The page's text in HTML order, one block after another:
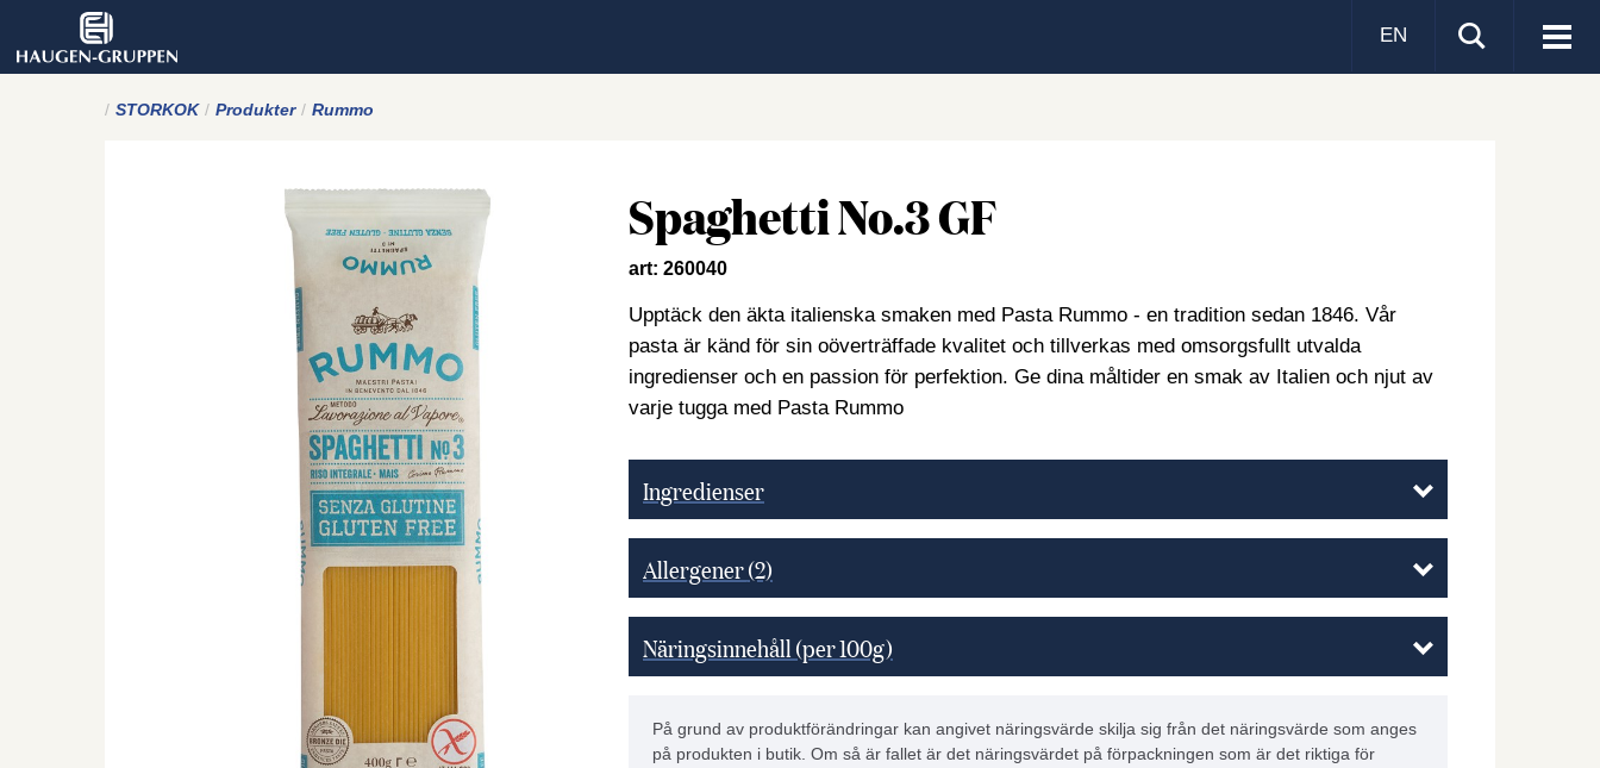
Visa
EN
STORKOK Produkter Rummo
Spaghetti No.3 GF
art: 260040
Upptäck den äkta italienska smaken med Pasta Rummo - en tradition sedan 1846. Vår
pasta är känd för sin oöverträffade kvalitet och tillverkas med omsorgsfullt utvalda
ingredienser och en passion för perfektion. Ge dina måltider en smak av Italien och njut av
varje tugga med Pasta Rummo
Ingredienser
Allergener(2)
Näringsinnehåll (per 100g)
På grund av produktförändringar kan angivet näringsvärde skilja sig från det näringsvärde som anges
på produkten i butik. Om så är fallet är det näringsvärdet på förpackningen som är det riktiga för